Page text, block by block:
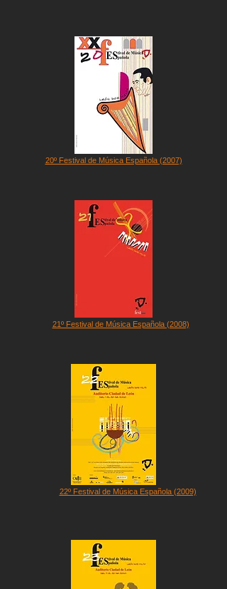
20º Festival de Música Española (2007)
21º Festival de Música Española (2008)
22º Festival de Música Española (2009)